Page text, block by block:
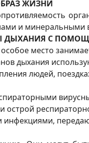
ЖИЗНИ
и минеральными
ДЫХАНИЯ С
место
дыхания
людей,
инфекциями,